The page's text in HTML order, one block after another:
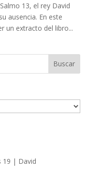
13, el rey David
ausencia. En este
un extracto del libro...
19 | David